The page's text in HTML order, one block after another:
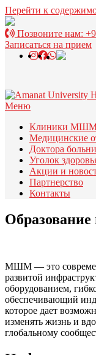
Перейти к
Позвоните нам:
Записаться на прием
Меню
Клиники
Медицинские
Доктора
Уголок
Акции и
Партнерство
Контакты
Образование
МШМ — это
развитой
оборудованием,
обеспечивающий
которое дает
изменять жизнь и
глобальному